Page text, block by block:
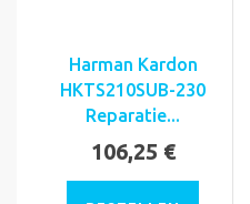
Harman Kardon
HKTS210SUB-230
Reparatie...
106,25 €